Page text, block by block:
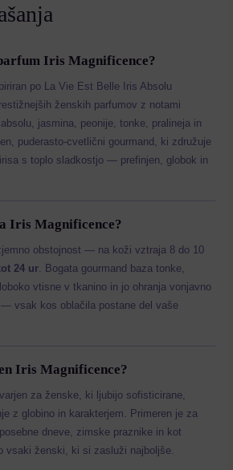
Iris Magnificence?
po La Vie Est Belle Iris Absolu
ženskih parfumov z notami
jasmina, peonije, tonke, pralineja in
puderasto-cvetlični gourmand, ki združuje
s toplo sladkostjo — prefinjen, globok in
Iris Magnificence?
obstojnost — na koži vztraja 8 do 10
24 ur . Bogata gourmand baza tonke,
vtisne v tkanino in jo ohranja vonjavno
vsak kos oblačila postane del vaše
Iris Magnificence?
za ženske, ki ljubijo sofisticirane,
z globino in karakterjem. Primeren je za
dneve, zimske praznike in kot
vsaki ženski, ki si zasluži najboljše.